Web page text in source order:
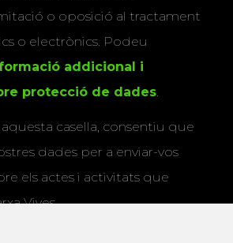
o oposició al tractament
o electrònics. Podeu
addicional i
protecció de dades.
casella, consentiu que
dades per a enviar-vos
els actes i activitats que
Vives.